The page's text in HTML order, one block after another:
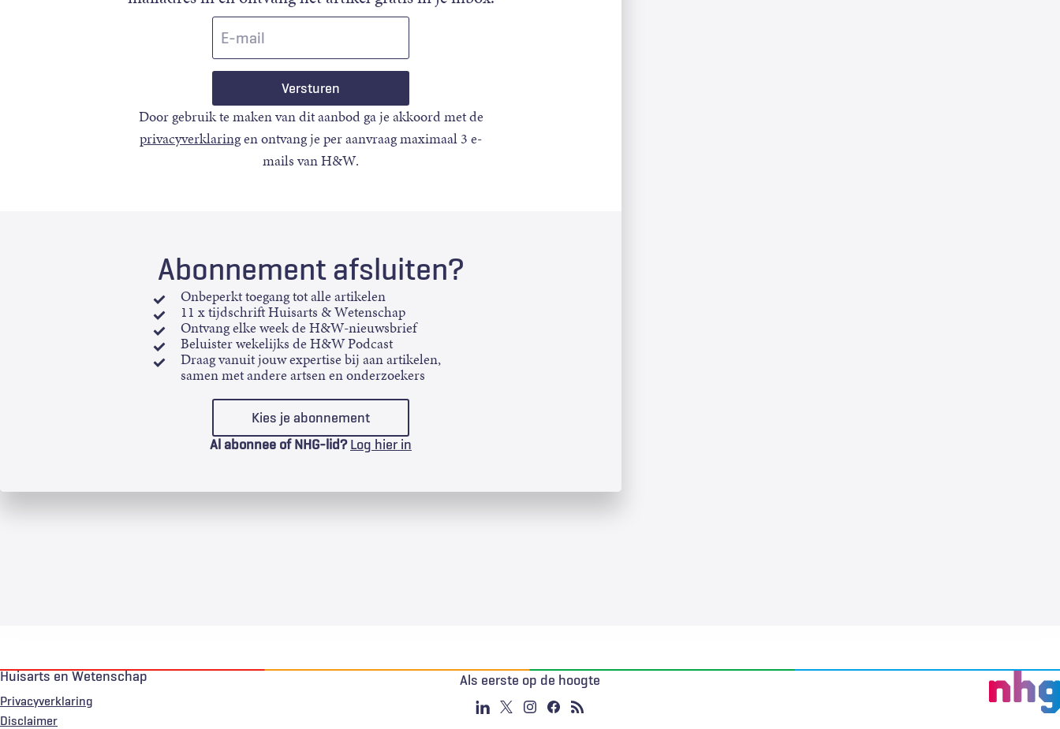
Door gebruik te maken van dit aanbod ga je akkoord met de
privacyverklaringen ontvang je per aanvraag maximaal 3 e-
mails van H&W.
Abonnement afsluiten?
Onbeperkt toegang tot alle artikelen
11 x tijdschrift Huisarts & Wetenschap
Ontvang elke week de H&W-nieuwsbrief
Beluister wekelijks de H&W Podcast
Draag vanuit jouw expertise bij aan artikelen,
samen met andere artsen en onderzoekers
Kies je abonnement
Al abonnee of NHG-lid? Log hier in
Huisarts en Wetenschap
Privacyverklaring
Disclaimer
Als eerste op de hoogte